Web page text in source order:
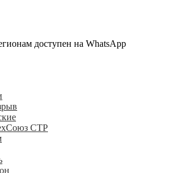
доступен на WhatsApp
СТР